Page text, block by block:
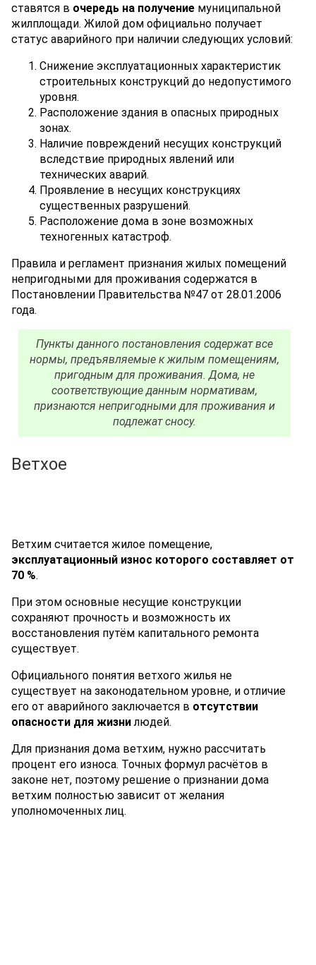
ставятся в очередь на получение муниципальной
жилплощади. Жилой дом официально получает
статус аварийного при наличии следующих условий:
Снижение эксплуатационных характеристик
строительных конструкций до недопустимого
уровня.
Расположение здания в опасных природных
зонах.
Наличие повреждений несущих конструкций
вследствие природных явлений или
технических аварий.
Проявление в несущих конструкциях
существенных разрушений.
Расположение дома в зоне возможных
техногенных катастроф.
Правила и регламент признания жилых помещений
непригодными для проживания содержатся в
Постановлении Правительства №47 от 28.01.2006
года.
Пункты данного постановления содержат все
нормы, предъявляемые к жилым помещениям,
пригодным для проживания. Дома, не
соответствующие данным нормативам,
признаются непригодными для проживания и
подлежат сносу.
Ветхое
Ветхим считается жилое помещение,
эксплуатационный износ которого составляет от
70 %.
При этом основные несущие конструкции
сохраняют прочность и возможность их
восстановления путём капитального ремонта
существует.
Официального понятия ветхого жилья не
существует на законодательном уровне, и отличие
его от аварийного заключается в отсутствии
опасности для жизнилюдей.
Для признания дома ветхим, нужно рассчитать
процент его износа. Точных формул расчётов в
законе нет, поэтому решение о признании дома
ветхим полностью зависит от желания
уполномоченных лиц.